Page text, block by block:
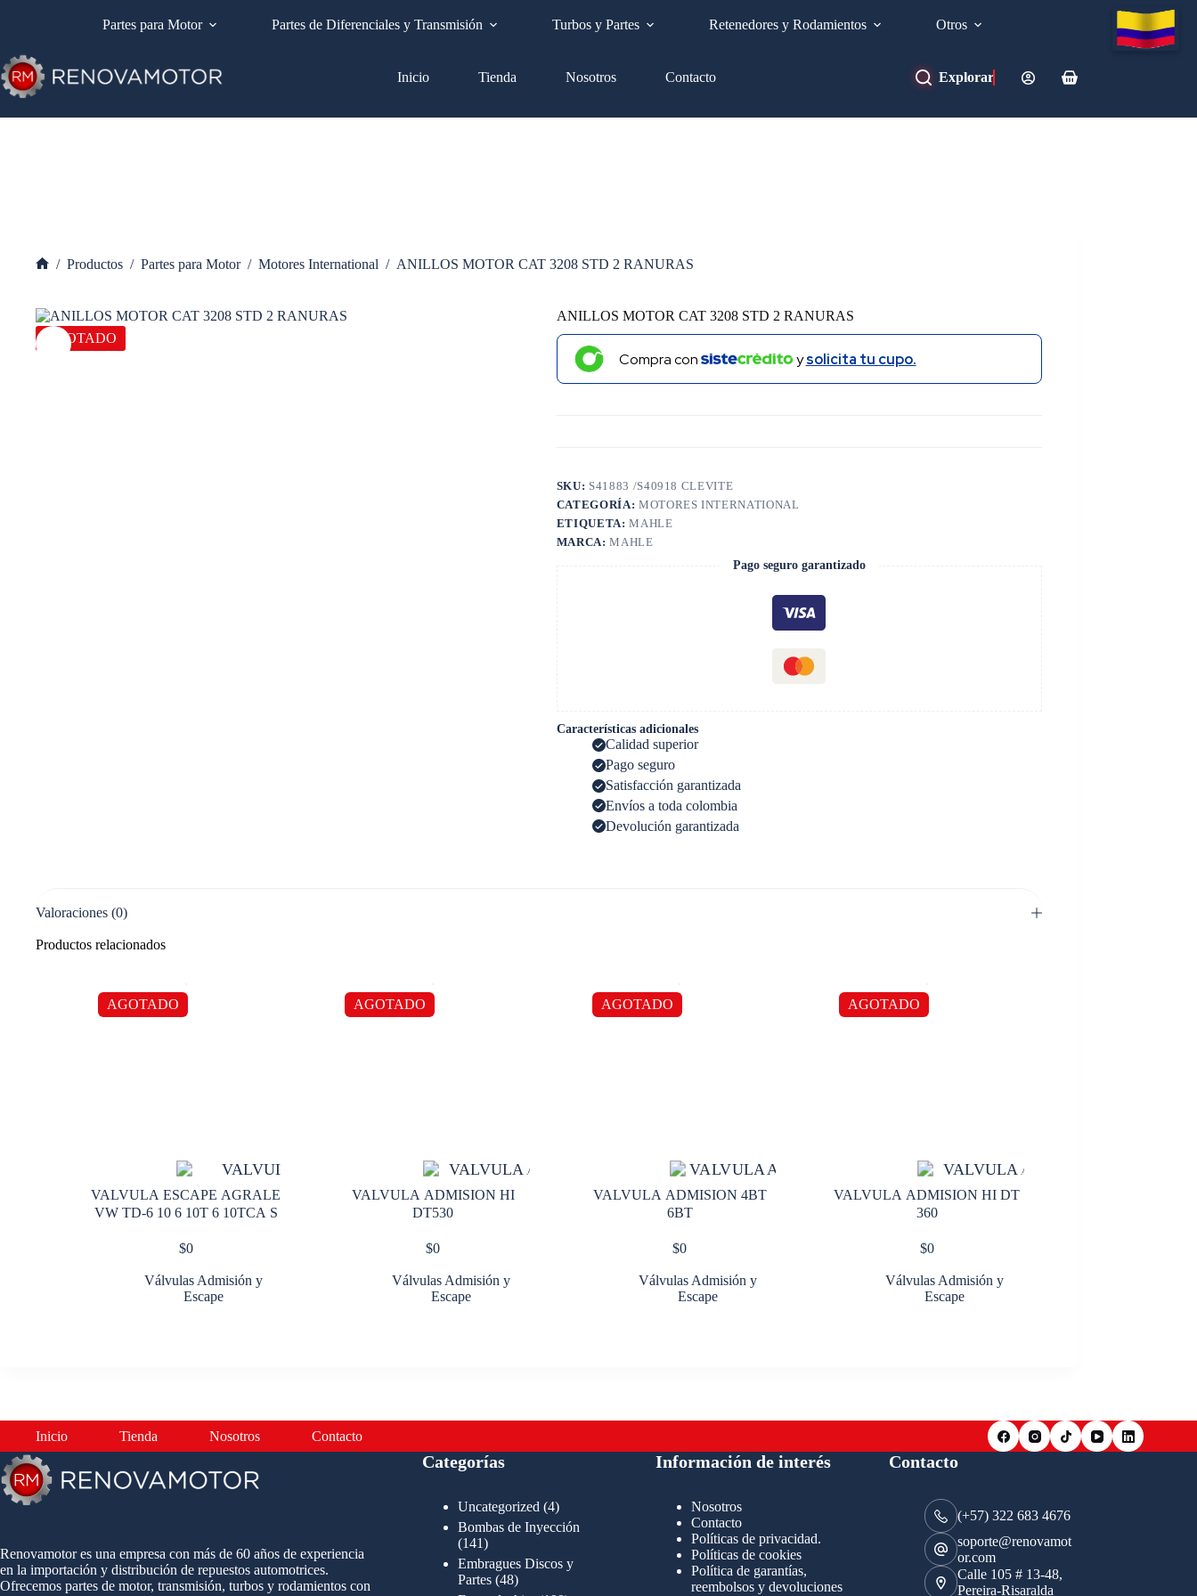
Inicio Tienda Nosotros Contacto
Carro
compra
Partes para Motor Partes de Diferenciales y Transmisión Turbos y Partes Retenedores y Rodamientos Otros
/ Productos / Partes para Motor / Motores International / ANILLOS MOTOR CAT 3208 STD 2 RANURAS
AGOTADO
ANILLOS MOTOR CAT 3208 STD 2 RANURAS
Compra con ysolicita tu cupo.
SKU: S41883 /S40918 CLEVITE
CATEGORÍA: MOTORES INTERNATIONAL
ETIQUETA:MAHLE
MARCA:MAHLE
Pago seguro garantizado
Características adicionales
Calidad superior
Pago seguro
Satisfacción garantizada
Envíos a toda colombia
Devolución garantizada
Valoraciones (0)
Productos relacionados
AGOTADO
VALVULA ESCAPE AGRALE
VW TD-6 10 6 10T 6 10TCA S
$0
Válvulas Admisión y
Escape
AGOTADO
VALVULA ADMISION HI
DT530
$0
Válvulas Admisión y
Escape
AGOTADO
VALVULA ADMISION 4BT
6BT
$0
Válvulas Admisión y
Escape
AGOTADO
VALVULA ADMISION HI DT
360
$0
Válvulas Admisión y
Escape
Inicio Tienda Nosotros Contacto
Renovamotor es una empresa con más de 60 años de experiencia
en la importación y distribución de repuestos automotrices.
Ofrecemos partes de motor, transmisión, turbos y rodamientos con
Categorías
Uncategorized 44
productos
Bombas de Inyección
141141
productos
Embragues Discos y
Partes 4848
Información de interés
Nosotros
Contacto
Políticas de privacidad.
Políticas de cookies
Política de garantías,
reembolsos y devoluciones
Contacto
(+57) 322 683 4676
soporte@renovamot
or.com
Calle 105 # 13-48,
Pereira-Risaralda